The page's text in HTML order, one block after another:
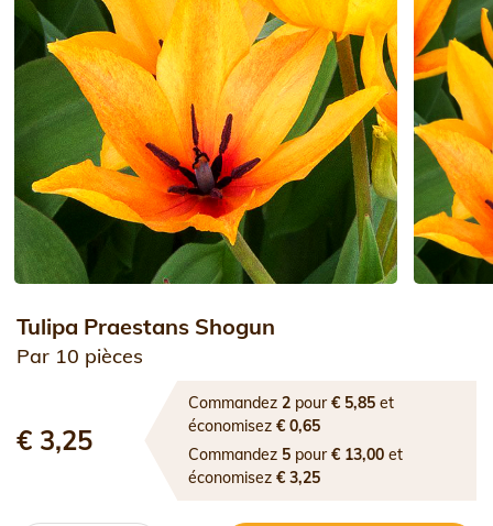
Tulipa Praestans Shogun
Par 10 pièces
€ 3,25
Commandez2 pour€ 5,85 et
économisez€ 0,65
Commandez 5 pour€ 13,00 et
économisez€ 3,25